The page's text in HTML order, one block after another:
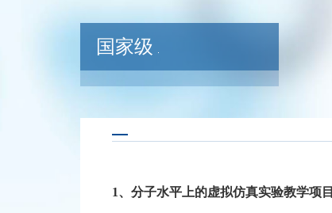
国家级
1、 分子水平上的虚拟仿真实验教学项目